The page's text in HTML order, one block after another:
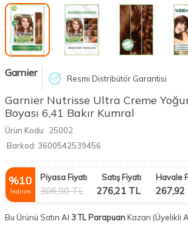
Garnier Resmi Distribütör Garantisi
Garnier Nutrisse Ultra Creme
Boyası 6,41 Bakır Kumral
Ürün Kodu: 25002
Barkod: 3600542539456
%10
İndirim
Piyasa Fiyatı
306,90TL
Satış Fiyatı
276,21 TL
Havale
267,92
Bu Ürünü Satın Al 3 TL ParapuanKazan (Üyelikli